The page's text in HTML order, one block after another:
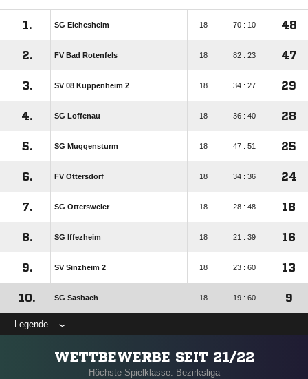
1. SG Elchesheim 18 70 : 10 48
2. FV Bad Rotenfels 18 82 : 23 47
3. SV 08 Kuppenheim 2 18 34 : 27 29
4. SG Loffenau 18 36 : 40 28
5. SG Muggensturm 18 47 : 51 25
6. FV Ottersdorf 18 34 : 36 24
7. SG Ottersweier 18 28 : 48 18
8. SG Iffezheim 18 21 : 39 16
9. SV Sinzheim 2 18 23 : 60 13
10. SG Sasbach 18 19 : 60 9
Legende
WETTBEWERBE SEIT 21/22
Höchste Spielklasse: Bezirksliga